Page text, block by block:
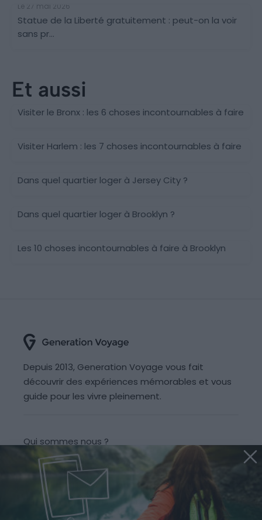
Le 27 mai 2026
Statue de la Liberté gratuitement : peut-on la voir
sans pr...
Et aussi
Visiter le Bronx : les 6 choses incontournables à faire
Visiter Harlem : les 7 choses incontournables à faire
Dans quel quartier loger à Jersey City ?
Dans quel quartier loger à Brooklyn ?
Les 10 choses incontournables à faire à Brooklyn
Depuis 2013, Generation Voyage vous fait
découvrir des expériences mémorables et vous
guide pour les vivre pleinement.
Qui sommes nous ?
Recrutement
Partenariats/Publicité
Contact